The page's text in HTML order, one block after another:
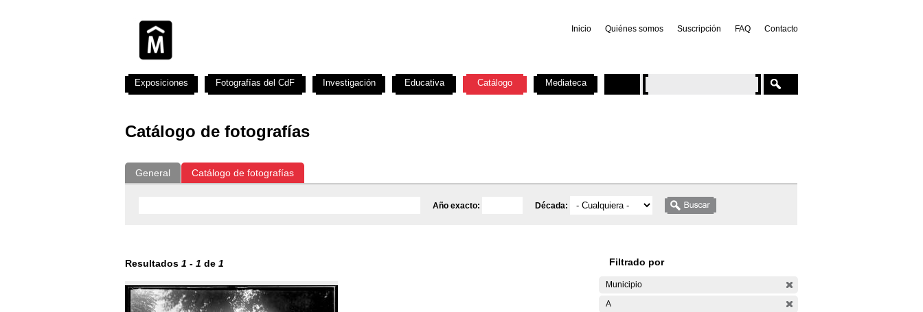
Inicio Quiénes somos Suscripción FAQ Contacto
Catálogo de fotografías
General Catálogo de fotografías
Año exacto: Década:
Resultados 1 - 1 de 1 Filtrado por
Municipio
A
Exposiciones Fotografías del CdF Investigación Educativa Catálogo Mediateca